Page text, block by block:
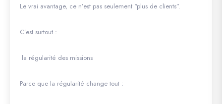
Le vrai avantage, ce n’est pas seulement “plus de clients”.
C’est surtout :
la régularité des missions
Parce que la régularité change tout :